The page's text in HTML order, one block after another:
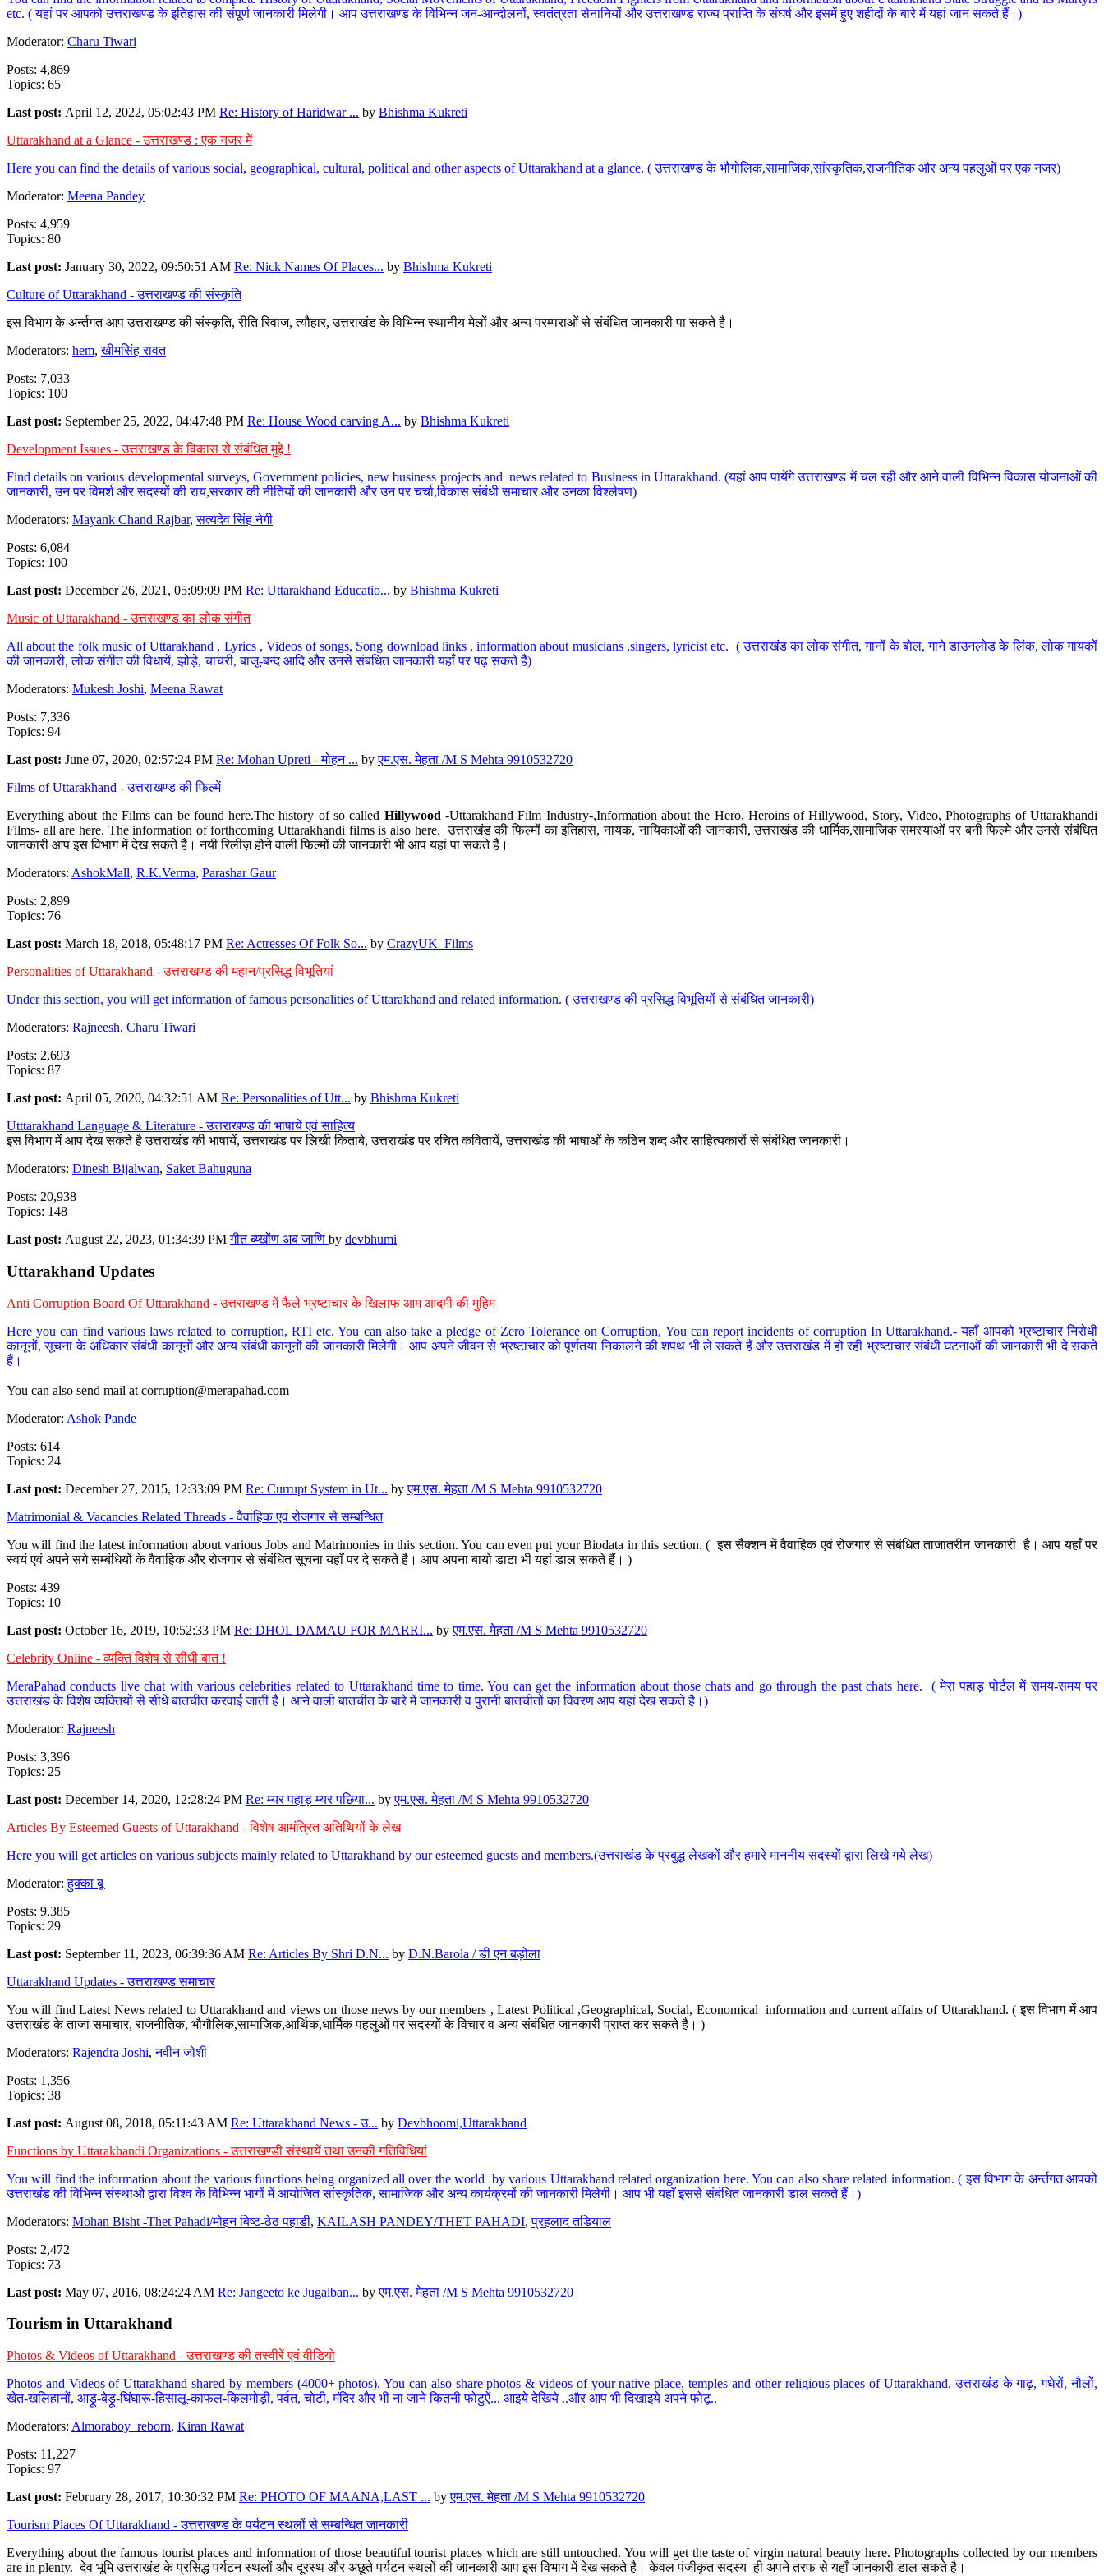
etc. ( यहां पर आपको उत्तराखण्ड के इतिहास की संपूर्ण जानकारी मिलेगी। आप उत्तराखण्ड के विभिन्न जन-आन्दोलनों, स्वतंत्रता सेनानियों और उत्तराखण्ड राज्य प्राप्ति के संघर्ष और इसमें हुए शहीदों के बारे में यहां जान सकते हैं।)
Moderator: Charu Tiwari
Posts: 4,869
Topics: 65
Last post: April 12, 2022, 05:02:43 PM Re: History of Haridwar ... by Bhishma Kukreti
Uttarakhand at a Glance - उत्तराखण्ड : एक नजर में
Here you can find the details of various social, geographical, cultural, political and other aspects of Uttarakhand at a glance. ( उत्तराखण्ड के भौगोलिक,सामाजिक,सांस्कृतिक,राजनीतिक और अन्य पहलुओं पर एक नजर)
Moderator: Meena Pandey
Posts: 4,959
Topics: 80
Last post: January 30, 2022, 09:50:51 AM Re: Nick Names Of Places... by Bhishma Kukreti
Culture of Uttarakhand - उत्तराखण्ड की संस्कृति
इस विभाग के अर्न्तगत आप उत्तराखण्ड की संस्कृति, रीति रिवाज, त्यौहार, उत्तराखंड के विभिन्न स्थानीय मेलों और अन्य परम्पराओं से संबंधित जानकारी पा सकते है।
Moderators: hem,खीमसिंह रावत
Posts: 7,033
Topics: 100
Last post: September 25, 2022, 04:47:48 PM Re: House Wood carving A... by Bhishma Kukreti
Development Issues - उत्तराखण्ड के विकास से संबंधित मुद्दे !
Find details on various developmental surveys, Government policies, new business projects and news related to Business in Uttarakhand. (यहां आप पायेंगे उत्तराखण्ड में चल रही और आने वाली विभिन्न विकास योजनाओं की
जानकारी, उन पर विमर्श और सदस्यों की राय,सरकार की नीतियों की जानकारी और उन पर चर्चा,विकास संबंधी समाचार और उनका विश्लेषण)
Moderators: Mayank Chand Rajbar,सत्यदेव सिंह नेगी
Posts: 6,084
Topics: 100
Last post: December 26, 2021, 05:09:09 PM Re: Uttarakhand Educatio... by Bhishma Kukreti
Music of Uttarakhand - उत्तराखण्ड का लोक संगीत
All about the folk music of Uttarakhand , Lyrics , Videos of songs, Song download links , information about musicians ,singers, lyricist etc. ( उत्तराखंड का लोक संगीत, गानों के बोल, गाने डाउनलोड के लिंक, लोक गायकों
की जानकारी, लोक संगीत की विधायें, झोड़े, चाचरी, बाजू-बन्द आदि और उनसे संबंधित जानकारी यहाँ पर पढ़ सकते हैं)
Moderators: Mukesh Joshi, Meena Rawat
Posts: 7,336
Topics: 94
Last post: June 07, 2020, 02:57:24 PM Re: Mohan Upreti - मोहन ... byएम.एस. मेहता /M S Mehta 9910532720
Films of Uttarakhand - उत्तराखण्ड की फिल्में
Everything about the Films can be found here.The history of so called Hillywood-Uttarakhand Film Industry-,Information about the Hero, Heroins of Hillywood, Story, Video, Photographs of Uttarakhandi
Films- all are here. The information of forthcoming Uttarakhandi films is also here. उत्तराखंड की फिल्मों का इतिहास, नायक, नायिकाओं की जानकारी, उत्तराखंड की धार्मिक,सामाजिक समस्याओं पर बनी फिल्मे और उनसे संबंधित
जानकारी आप इस विभाग में देख सकते है। नयी रिलीज़ होने वाली फिल्मों की जानकारी भी आप यहां पा सकते हैं।
Moderators: AshokMall, R.K.Verma, Parashar Gaur
Posts: 2,899
Topics: 76
Last post: March 18, 2018, 05:48:17 PM Re: Actresses Of Folk So... by CrazyUK_Films
Personalities of Uttarakhand - उत्तराखण्ड की महान/प्रसिद्ध विभूतियां
Under this section, you will get information of famous personalities of Uttarakhand and related information. ( उत्तराखण्ड की प्रसिद्ध विभूतियों से संबंधित जानकारी)
Moderators: Rajneesh, Charu Tiwari
Posts: 2,693
Topics: 87
Last post: April 05, 2020, 04:32:51 AM Re: Personalities of Utt... by Bhishma Kukreti
Utttarakhand Language & Literature - उत्तराखण्ड की भाषायें एवं साहित्य
इस विभाग में आप देख सकते है उत्तराखंड की भाषायें, उत्तराखंड पर लिखी किताबे, उत्तराखंड पर रचित कवितायें, उत्तराखंड की भाषाओं के कठिन शब्द और साहित्यकारों से संबंधित जानकारी।
Moderators: Dinesh Bijalwan, Saket Bahuguna
Posts: 20,938
Topics: 148
Last post: August 22, 2023, 01:34:39 PMगीत ब्य्खोंण अब जाणि by devbhumi
Uttarakhand Updates
Anti Corruption Board Of Uttarakhand - उत्तराखण्ड में फैले भ्रष्टाचार के खिलाफ आम आदमी की मुहिम
Here you can find various laws related to corruption, RTI etc. You can also take a pledge of Zero Tolerance on Corruption, You can report incidents of corruption In Uttarakhand.- यहाँ आपको भ्रष्टाचार निरोधी
कानूनों, सूचना के अधिकार संबंधी कानूनों और अन्य संबंधी कानूनों की जानकारी मिलेगी। आप अपने जीवन से भ्रष्टाचार को पूर्णतया निकालने की शपथ भी ले सकते हैं और उत्तराखंड में हो रही भ्रष्टाचार संबंधी घटनाओं की जानकारी भी दे सकते
हैं।
You can also send mail at corruption@merapahad.com
Moderator: Ashok Pande
Posts: 614
Topics: 24
Last post: December 27, 2015, 12:33:09 PM Re: Currupt System in Ut... byएम.एस. मेहता /M S Mehta 9910532720
Matrimonial & Vacancies Related Threads - वैवाहिक एवं रोजगार से सम्बन्धित
You will find the latest information about various Jobs and Matrimonies in this section. You can even put your Biodata in this section. ( इस सैक्शन में वैवाहिक एवं रोजगार से संबंधित ताजातरीन जानकारी है। आप यहाँ पर
स्वयं एवं अपने सगे सम्बंधियों के वैवाहिक और रोजगार से संबंधित सूचना यहाँ पर दे सकते है। आप अपना बायो डाटा भी यहां डाल सकते हैं। )
Posts: 439
Topics: 10
Last post: October 16, 2019, 10:52:33 PM Re: DHOL DAMAU FOR MARRI... byएम.एस. मेहता /M S Mehta 9910532720
Celebrity Online - व्यक्ति विशेष से सीधी बात !
MeraPahad conducts live chat with various celebrities related to Uttarakhand time to time. You can get the information about those chats and go through the past chats here. ( मेरा पहाड़ पोर्टल में समय-समय पर
उत्तराखंड के विशेष व्यक्तियों से सीधे बातचीत करवाई जाती है। आने वाली बातचीत के बारे में जानकारी व पुरानी बातचीतों का विवरण आप यहां देख सकते है।)
Moderator: Rajneesh
Posts: 3,396
Topics: 25
Last post: December 14, 2020, 12:28:24 PM Re: म्यर पहाड़ म्यर पछिया... byएम.एस. मेहता /M S Mehta 9910532720
Articles By Esteemed Guests of Uttarakhand - विशेष आमंत्रित अतिथियों के लेख
Here you will get articles on various subjects mainly related to Uttarakhand by our esteemed guests and members.(उत्तराखंड के प्रबुद्ध लेखकों और हमारे माननीय सदस्यों द्वारा लिखे गये लेख)
Moderator:हुक्का बू
Posts: 9,385
Topics: 29
Last post: September 11, 2023, 06:39:36 AM Re: Articles By Shri D.N... by D.N.Barola / डी एन बड़ोला
Uttarakhand Updates - उत्तराखण्ड समाचार
You will find Latest News related to Uttarakhand and views on those news by our members , Latest Political ,Geographical, Social, Economical information and current affairs of Uttarakhand. ( इस विभाग में आप
उत्तराखंड के ताजा समाचार, राजनीतिक, भौगौलिक,सामाजिक,आर्थिक,धार्मिक पहलुओं पर सदस्यों के विचार व अन्य संबंधित जानकारी प्राप्त कर सकते है। )
Moderators: Rajendra Joshi,नवीन जोशी
Posts: 1,356
Topics: 38
Last post: August 08, 2018, 05:11:43 AM Re: Uttarakhand News - उ... by Devbhoomi,Uttarakhand
Functions by Uttarakhandi Organizations - उत्तराखण्डी संस्थायें तथा उनकी गतिविधियां
You will find the information about the various functions being organized all over the world by various Uttarakhand related organization here. You can also share related information. ( इस विभाग के अर्न्तगत आपको
उत्तराखंड की विभिन्न संस्थाओ द्वारा विश्व के विभिन्न भागों में आयोजित सांस्कृतिक, सामाजिक और अन्य कार्यक्रमों की जानकारी मिलेगी। आप भी यहाँ इससे संबंधित जानकारी डाल सकते हैं।)
Moderators: Mohan Bisht -Thet Pahadi/मोहन बिष्ट-ठेठ पहाडी, KAILASH PANDEY/THET PAHADI,प्रहलाद तडियाल
Posts: 2,472
Topics: 73
Last post: May 07, 2016, 08:24:24 AM Re: Jangeeto ke Jugalban... byएम.एस. मेहता /M S Mehta 9910532720
Tourism in Uttarakhand
Photos & Videos of Uttarakhand - उत्तराखण्ड की तस्वीरें एवं वीडियो
Photos and Videos of Uttarakhand shared by members (4000+ photos). You can also share photos & videos of your native place, temples and other religious places of Uttarakhand. उत्तराखंड के गाढ़, गधेरों, नौलों,
खेत-खलिहानों, आड़ू-बेड़ू-घिंघारू-हिसालू-काफल-किलमोड़ी, पर्वत, चोटी, मंदिर और भी ना जाने कितनी फोटुऐं... आइये देखिये ..और आप भी दिखाइये अपने फोटू..
Moderators: Almoraboy_reborn, Kiran Rawat
Posts: 11,227
Topics: 97
Last post: February 28, 2017, 10:30:32 PM Re: PHOTO OF MAANA,LAST ... byएम.एस. मेहता /M S Mehta 9910532720
Tourism Places Of Uttarakhand - उत्तराखण्ड के पर्यटन स्थलों से सम्बन्धित जानकारी
Everything about the famous tourist places and information of those beautiful tourist places which are still untouched. You will get the taste of virgin natural beauty here. Photographs collected by our members
are in plenty. देव भूमि उत्तराखंड के प्रसिद्ध पर्यटन स्थलों और दूरस्थ और अछूते पर्यटन स्थलों की जानकारी आप इस विभाग में देख सकते है। केवल पंजीकृत सदस्य ही अपने तरफ से यहाँ जानकारी डाल सकते है।